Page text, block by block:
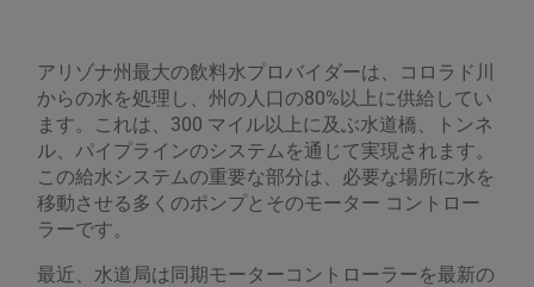
アリゾナ州最大の飲料水プロバイダーは、コロラド川
からの水を処理し、州の人口の80%以上に供給してい
ます。これは、300 マイル以上に及ぶ水道橋、トンネ
ル、パイプラインのシステムを通じて実現されます。
この給水システムの重要な部分は、必要な場所に水を
移動させる多くのポンプとそのモーター コントロー
ラーです。
最近、水道局は同期モーターコントローラーを最新の